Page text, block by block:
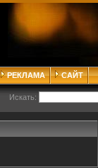
РЕКЛАМА САЙТ
Искать: